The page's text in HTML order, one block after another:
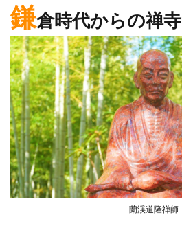
鎌倉時代からの禅寺
蘭渓道隆禅師